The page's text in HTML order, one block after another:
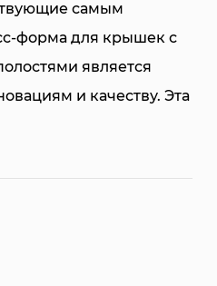
самым
форма для крышек с
является
и качеству. Эта
эффективность
форм, которые не